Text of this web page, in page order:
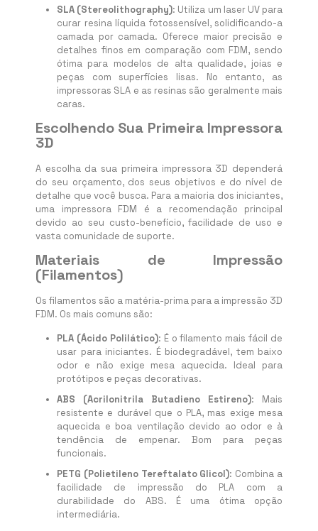
SLA (Stereolithography): Utiliza um laser UV para
curar resina líquida fotossensível, solidificando-a
camada por camada. Oferece maior precisão e
detalhes finos em comparação com FDM, sendo
ótima para modelos de alta qualidade, joias e
peças com superfícies lisas. No entanto, as
impressoras SLA e as resinas são geralmente mais
caras.
Escolhendo Sua Primeira Impressora
3D
A escolha da sua primeira impressora 3D dependerá
do seu orçamento, dos seus objetivos e do nível de
detalhe que você busca. Para a maioria dos iniciantes,
uma impressora FDM é a recomendação principal
devido ao seu custo-benefício, facilidade de uso e
vasta comunidade de suporte.
Materiais de Impressão
(Filamentos)
Os filamentos são a matéria-prima para a impressão 3D
FDM. Os mais comuns são:
PLA (Ácido Polilático): É o filamento mais fácil de
usar para iniciantes. É biodegradável, tem baixo
odor e não exige mesa aquecida. Ideal para
protótipos e peças decorativas.
ABS (Acrilonitrila Butadieno Estireno): Mais
resistente e durável que o PLA, mas exige mesa
aquecida e boa ventilação devido ao odor e à
tendência de empenar. Bom para peças
funcionais.
PETG (Polietileno Tereftalato Glicol): Combina a
facilidade de impressão do PLA com a
durabilidade do ABS. É uma ótima opção
intermediária.